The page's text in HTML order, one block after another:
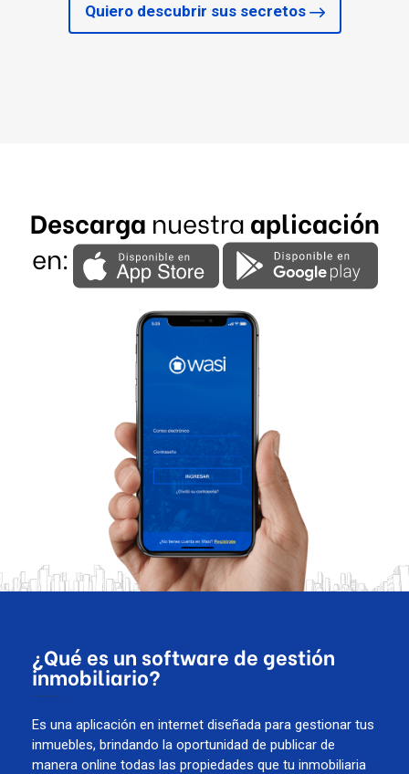
Quiero descubrir sus secretos
Descarga nuestra aplicación
en:
¿Qué es un software de gestión
inmobiliario?
Es una aplicación en internet diseñada para gestionar tus
inmuebles, brindando la oportunidad de publicar de
manera online todas las propiedades que tu inmobiliaria